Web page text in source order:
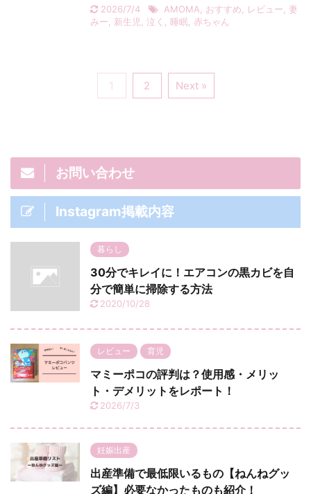
2026/7/4 AMOMA おすすめ レビュー 妻
みー
新生児 泣く 睡眠 赤ちゃん
1 2 Next »
お問い合わせ
Instagram掲載内容
暮らし
30分でキレイに！エアコンの黒カビを自
分で簡単に掃除する方法
2020/10/28
レビュー 育児
マミーポコの評判は？使用感・メリッ
ト・デメリットをレポート！
2026/7/3
妊娠出産
出産準備で最低限いるもの【ねんねグッ
ズ編】必要なかったものも紹介！